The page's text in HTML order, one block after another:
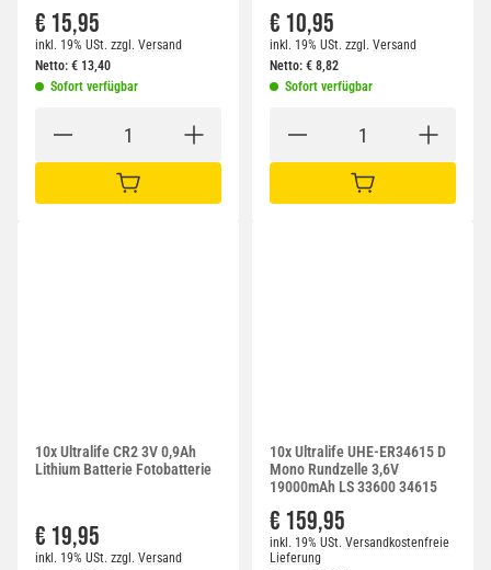
€ 15,95
inkl. 19% USt. zzgl. Versand
Netto: € 13,40
Sofort verfügbar
IN DEN WARENKORB
€ 10,95
inkl. 19% USt. zzgl. Versand
Netto: € 8,82
Sofort verfügbar
IN DEN WARENKORB
10x Ultralife CR2 3V 0,9Ah
Lithium Batterie Fotobatterie
€ 19,95
inkl. 19% USt. zzgl. Versand
10x Ultralife UHE-ER34615 D
Mono Rundzelle 3,6V
19000mAh LS 33600 34615
€ 159,95
inkl. 19% USt. Versandkostenfreie
Lieferung